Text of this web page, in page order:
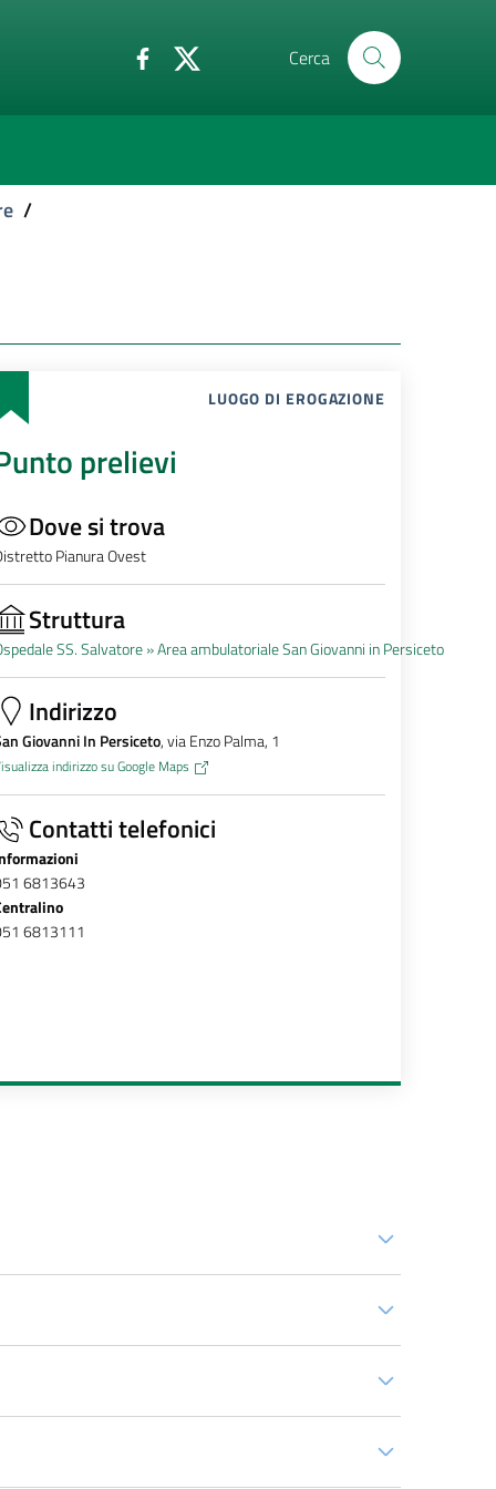
Cerca
/
LUOGO DI EROGAZIONE
prelievi
Dove si trova
Pianura Ovest
Struttura
SS. Salvatore »Area ambulatoriale San Giovanni in Persiceto
Indirizzo
Giovanni In Persiceto, via Enzo Palma, 1
indirizzo su Google Maps
Contatti telefonici
6813643
6813111